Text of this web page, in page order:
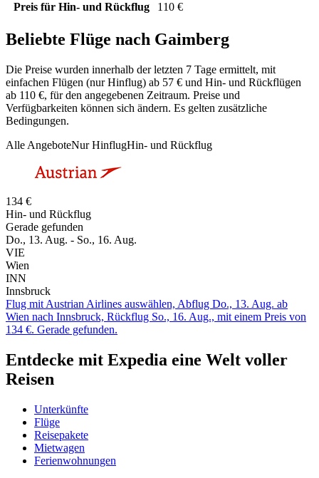
Preis für Hin- und Rückflug
110 €
Beliebte Flüge nach Gaimberg
Die Preise wurden innerhalb der letzten 7 Tage ermittelt, mit
einfachen Flügen (nur Hinflug) ab 57 € und Hin- und Rückflügen
ab 110 €, für den angegebenen Zeitraum. Preise und
Verfügbarkeiten können sich ändern. Es gelten zusätzliche
Bedingungen.
Alle AngeboteNur HinflugHin- und Rückflug
134 €
Hin- und Rückflug
Gerade gefunden
Do., 13. Aug. - So., 16. Aug.
VIE
Wien
INN
Innsbruck
Flug mit Austrian Airlines auswählen, Abflug Do., 13. Aug. ab
Wien nach Innsbruck, Rückflug So., 16. Aug., mit einem Preis von
134 €. Gerade gefunden.
Entdecke mit Expedia eine Welt voller
Reisen
Unterkünfte
Flüge
Reisepakete
Mietwagen
Ferienwohnungen